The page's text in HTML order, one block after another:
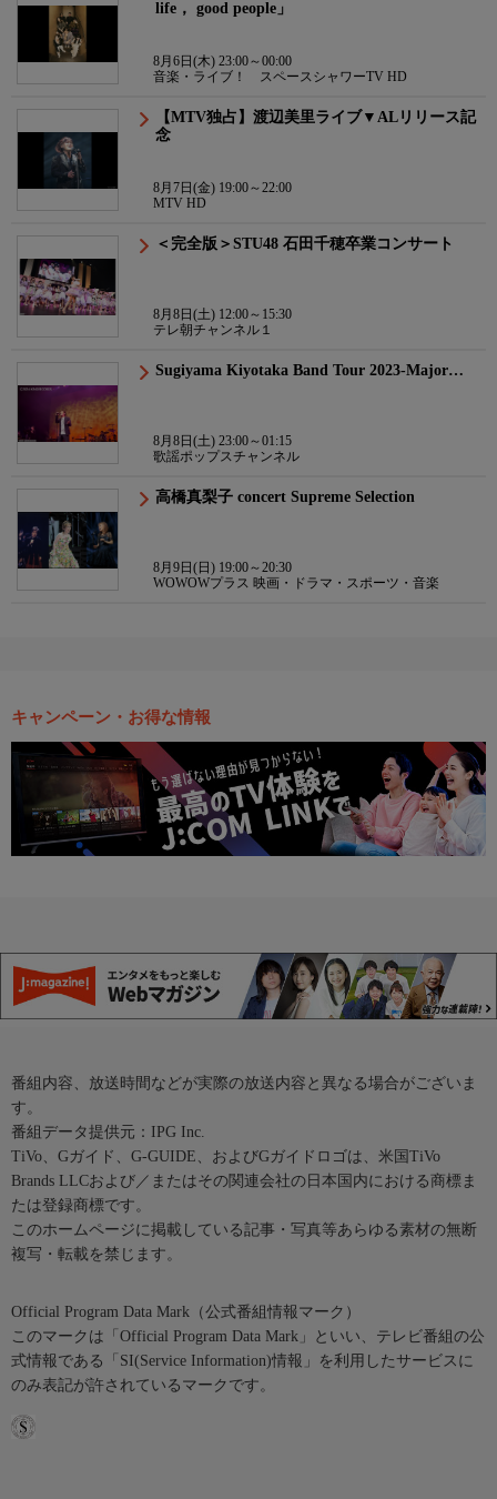
life， good people」
8月6日(木) 23:00～00:00
音楽・ライブ！ スペースシャワーTV HD
【MTV独占】渡辺美里ライブ▼ALリリース記
念
8月7日(金) 19:00～22:00
MTV HD
＜完全版＞STU48 石田千穂卒業コンサート
8月8日(土) 12:00～15:30
テレ朝チャンネル１
Sugiyama Kiyotaka Band Tour 2023-Major…
8月8日(土) 23:00～01:15
歌謡ポップスチャンネル
高橋真梨子 concert Supreme Selection
8月9日(日) 19:00～20:30
WOWOWプラス 映画・ドラマ・スポーツ・音楽
キャンペーン・お得な情報
番組内容、放送時間などが実際の放送内容と異なる場合がございま
す。
番組データ提供元：IPG Inc.
TiVo、Gガイド、G-GUIDE、およびGガイドロゴは、米国TiVo
Brands LLCおよび／またはその関連会社の日本国内における商標ま
たは登録商標です。
このホームページに掲載している記事・写真等あらゆる素材の無断
複写・転載を禁じます。
Official Program Data Mark（公式番組情報マーク）
このマークは「Official Program Data Mark」といい、テレビ番組の公
式情報である「SI(Service Information)情報」を利用したサービスに
のみ表記が許されているマークです。